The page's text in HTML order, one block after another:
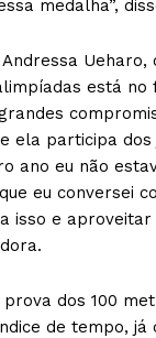
medalha”,
Ueharo,
está
ela participa dos
ano eu não
eu conversei
isso e aproveitar
dos 100
de tempo, já